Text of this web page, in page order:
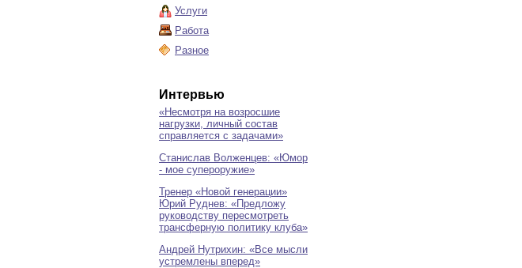
Услуги
Работа
Разное
Интервью
«Несмотря на возросшие
нагрузки, личный состав
справляется с задачами»
Станислав Волженцев: «Юмор
- мое супероружие»
Тренер «Новой генерации»
Юрий Руднев: «Предложу
руководству пересмотреть
трансферную политику клуба»
Андрей Нутрихин: «Все мысли
устремлены вперед»